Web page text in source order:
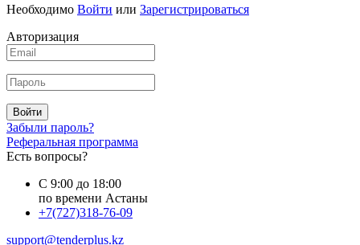
Необходимо Войти или Зарегистрироваться
Авторизация
Войти
Забыли пароль?
Реферальная программа
Есть вопросы?
С 9:00 до 18:00
по времени Астаны
+7(727)318-76-09
support@tenderplus.kz